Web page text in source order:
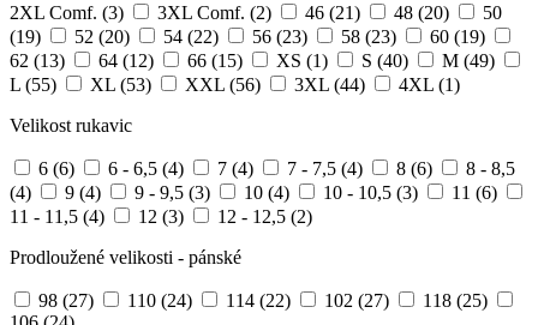
2XL Comf. (3) 3XL Comf. (2) 46 (21) 48 (20)
50
(19)
52 (20) 54 (22) 56 (23) 58 (23) 60 (19)
62 (13) 64 (12) 66 (15) XS (1) S (40) M (49)
L (55) XL (53) XXL (56) 3XL (44) 4XL (1)
Velikost rukavic
6 (6) 6 - 6,5 (4) 7 (4) 7 - 7,5 (4) 8 (6)
8 - 8,5
(4)
9 (4) 9 - 9,5 (3) 10 (4) 10 - 10,5 (3) 11 (6)
11 - 11,5 (4) 12 (3) 12 - 12,5 (2)
Prodloužené velikosti - pánské
98 (27) 110 (24) 114 (22) 102 (27) 118 (25)